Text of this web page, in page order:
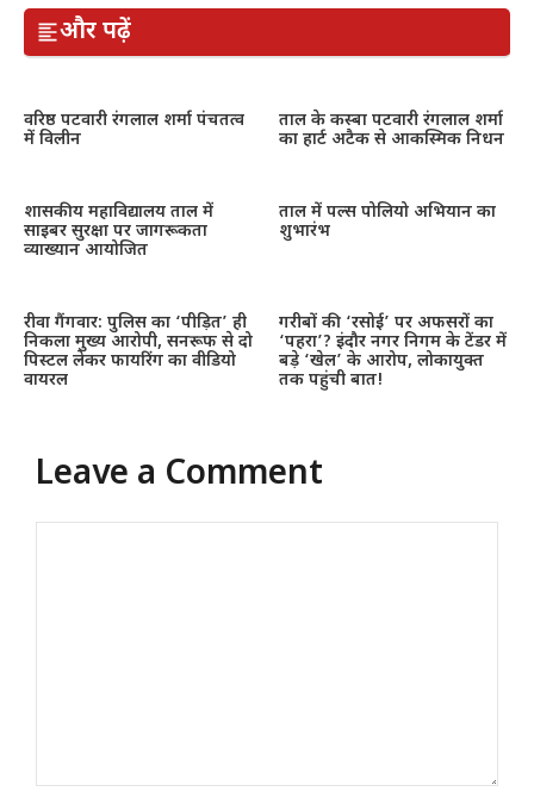
और पढ़ें
वरिष्ठ पटवारी रंगलाल शर्मा पंचतत्व
में विलीन
ताल के कस्बा पटवारी रंगलाल शर्मा
का हार्ट अटैक से आकस्मिक निधन
शासकीय महाविद्यालय ताल में
साइबर सुरक्षा पर जागरूकता
व्याख्यान आयोजित
ताल में पल्स पोलियो अभियान का
शुभारंभ
रीवा गैंगवार: पुलिस का ‘पीड़ित’ ही
निकला मुख्य आरोपी, सनरूफ से दो
पिस्टल लेकर फायरिंग का वीडियो
वायरल
गरीबों की ‘रसोई’ पर अफसरों का
‘पहरा’? इंदौर नगर निगम के टेंडर में
बड़े ‘खेल’ के आरोप, लोकायुक्त
तक पहुंची बात!
Leave a Comment